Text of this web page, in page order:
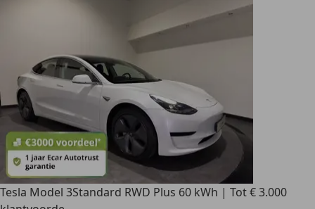
Tesla Model 3Standard RWD Plus 60 kWh | Tot € 3.000